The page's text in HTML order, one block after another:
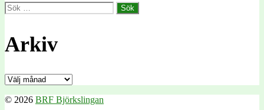
Sök
efter:
Arkiv
Arkiv
© 2026 BRF Björkslingan